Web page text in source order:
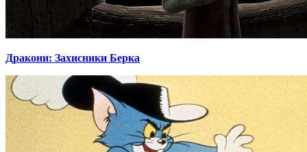
Дракони: Захисники Берка